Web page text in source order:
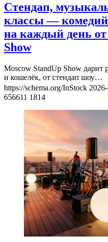
Стендап,
классы —
на каждый день
Show
Moscow StandUp Show дарит
и кошелёк, от стендап шоу…
https://schema.org/InStock
656611 1814